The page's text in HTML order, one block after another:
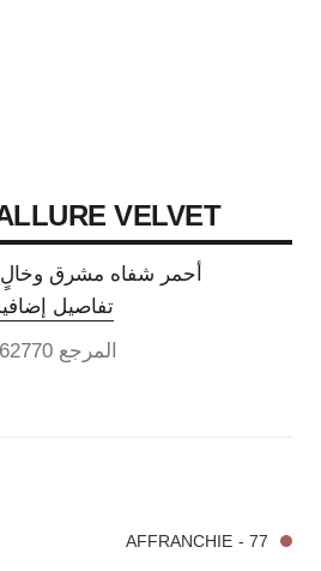
VELVET
أحمر شفاه مشرق وخالٍ
تفاصيل
المرجع 162770
77 - AFFRANCHIE